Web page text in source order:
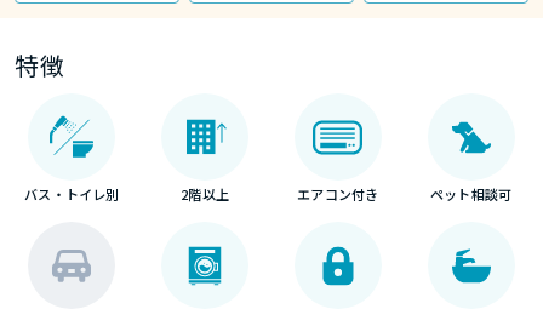
特徴
バス・トイレ別 2階以上 エアコン付き ペット相談可